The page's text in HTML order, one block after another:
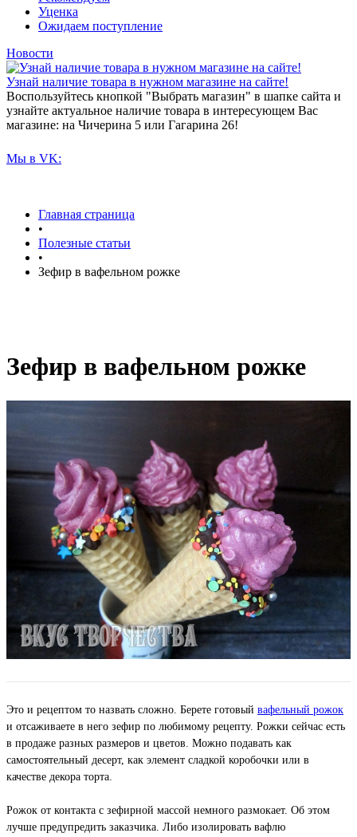
Уценка
Ожидаем поступление
Новости
Узнай наличие товара в нужном магазине на сайте!
Воспользуйтесь кнопкой "Выбрать магазин" в шапке сайта и
узнайте актуальное наличие товара в интересующем Вас
магазине: на Чичерина 5 или Гагарина 26!
Мы в VK:
Главная страница
•
Полезные статьи
•
Зефир в вафельном рожке
Зефир в вафельном рожке
Это и рецептом то назвать сложно. Берете готовый вафельный рожок
и отсаживаете в него зефир по любимому рецепту. Рожки сейчас есть
в продаже разных размеров и цветов. Можно подавать как
самостоятельный десерт, как элемент сладкой коробочки или в
качестве декора торта.
Рожок от контакта с зефирной массой немного размокает. Об этом
лучше предупредить заказчика. Либо изолировать вафлю